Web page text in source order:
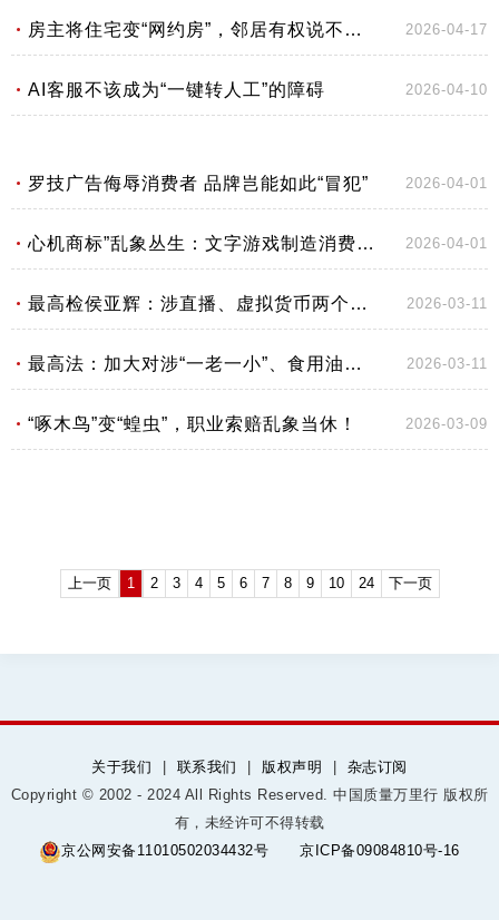
房主将住宅变“网约房”，邻居有权说不吗？ 2026-04-17
AI客服不该成为“一键转人工”的障碍 2026-04-10
罗技广告侮辱消费者 品牌岂能如此“冒犯” 2026-04-01
心机商标”乱象丛生：文字游戏制造消费误区 商标使用需回归诚信本源 2026-04-01
最高检侯亚辉：涉直播、虚拟货币两个领域犯罪趋势和特点比较明显 2026-03-11
最高法：加大对涉“一老一小”、食用油等领域食药犯罪惩治力度 2026-03-11
“啄木鸟”变“蝗虫”，职业索赔乱象当休！ 2026-03-09
上一页 1 2 3 4 5 6 7 8 9 10 24 下一页
关于我们 联系我们 版权声明
杂志订阅
Copyright © 2002 - 2024 All Rights Reserved. 中国质量万里行 版权所
有，未经许可不得转载
京公网安备11010502034432号
京ICP备09084810号-16